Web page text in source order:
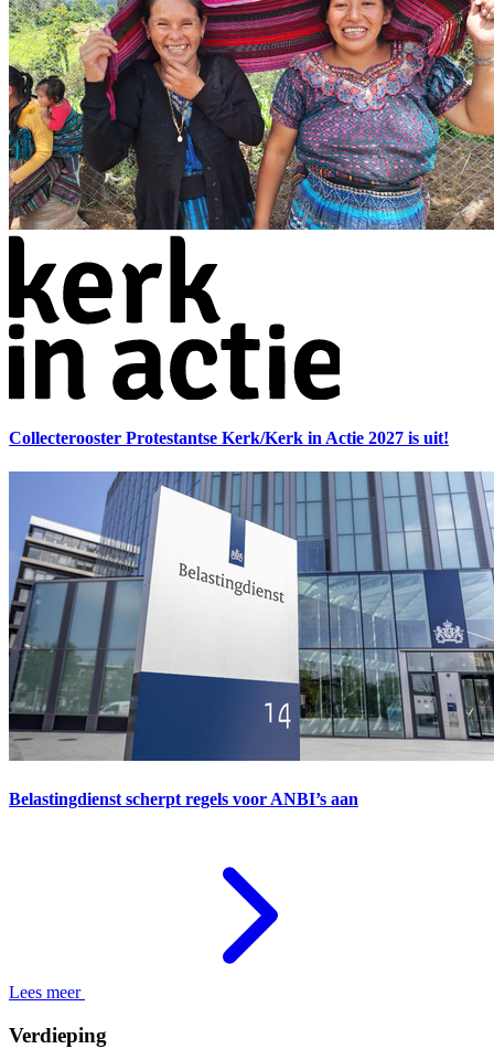
Collecterooster Protestantse Kerk/Kerk in Actie 2027 is uit!
Belastingdienst scherpt regels voor ANBI’s aan
Lees meer
Verdieping